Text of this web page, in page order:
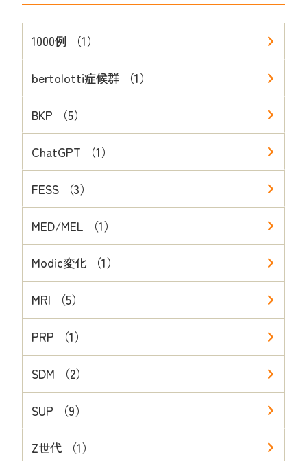
1000例 （1）
bertolotti症候群 （1）
BKP （5）
ChatGPT （1）
FESS （3）
MED/MEL （1）
Modic変化 （1）
MRI （5）
PRP （1）
SDM （2）
SUP （9）
Z世代 （1）